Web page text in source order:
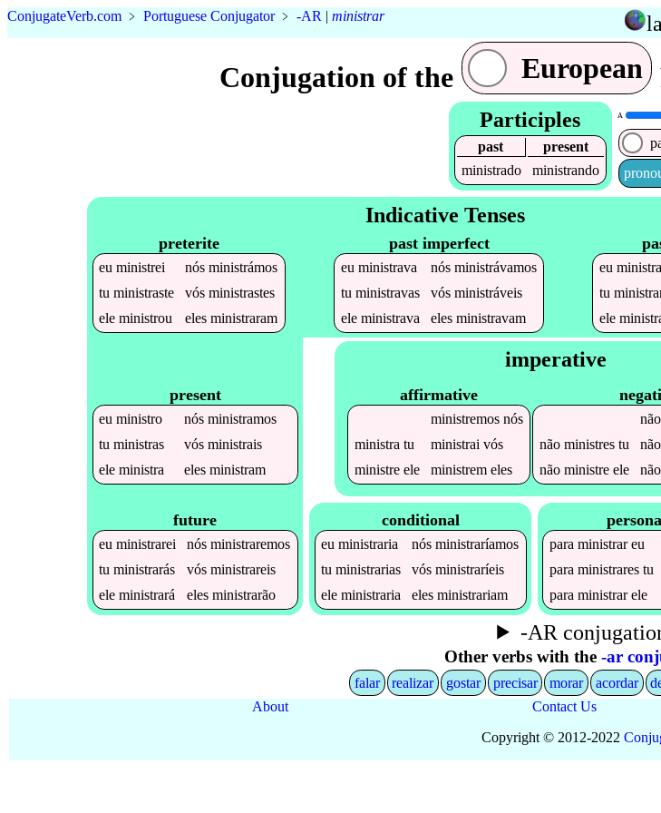
ConjugateVerb.com ﹥ Portuguese Conjugator﹥ -AR | ministrar
Conjugation of the European
Participles
past
present
ministrado
ministrando
A
Indicative Tenses
preterite
euministrei nósministrámos
tuministraste vósministrastes
eleministrou elesministraram
past imperfect
eu ministrava nós ministrávamos
tu ministravas vós ministráveis
ele ministrava eles ministravam
eu
tu
ele
present
euministro nósministramos
tuministras vósministrais
eleministra elesministram
future
euministrarei nósministraremos
tuministrarás vósministrareis
eleministrará elesministrarão
imperative
affirmative
ministremosnós
ministra tu ministrai vós
ministreele ministremeles
não
não ministrestu não
não ministreele não
conditional
euministraria nósministraríamos
tuministrarias vósministraríeis
eleministraria elesministrariam
paraministrareu
paraministrares tu
paraministrarele
-AR
Other verbs with the -ar
falar realizar gostar precisar morar acordar
About
Contact Us
Copyright © 2012-2022